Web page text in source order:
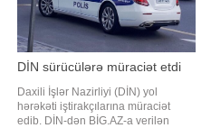
DİN sürücülərə müraciət etdi
Daxili İşlər Nazirliyi (DİN) yol
hərəkəti iştirakçılarına müraciət
edib. DİN-dən BİG.AZ-a verilən